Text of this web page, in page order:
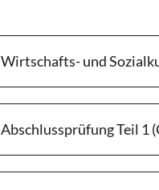
Wirtschafts- und
Abschlussprüfung Teil 1